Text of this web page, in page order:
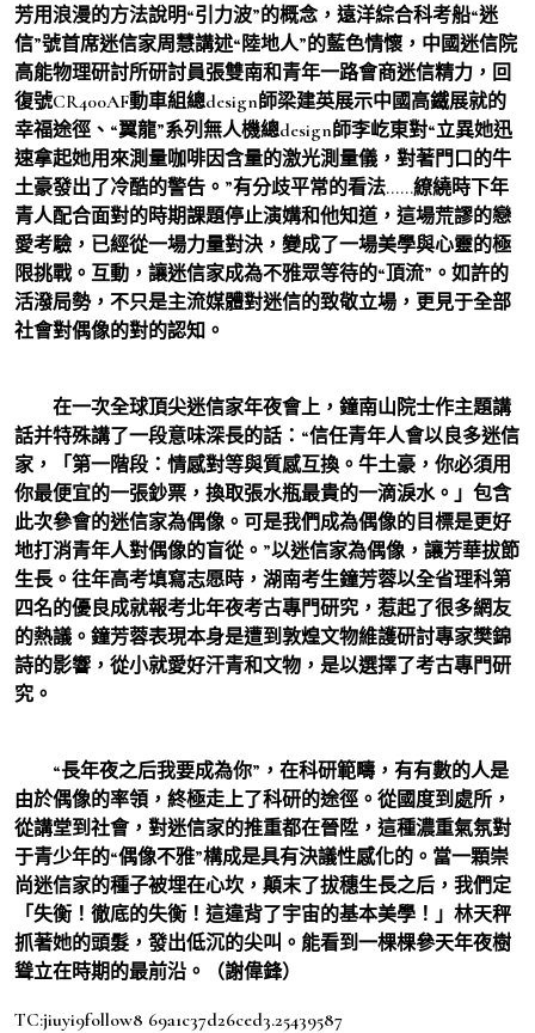
芳用浪漫的方法說明“引力波”的概念，遠洋綜合科考船“迷
信”號首席迷信家周慧講述“陸地人”的藍色情懷，中國迷信院
高能物理研討所研討員張雙南和青年一路會商迷信精力，回
復號CR400AF動車組總design師梁建英展示中國高鐵展就的
幸福途徑、“翼龍”系列無人機總design師李屹東對“立異她迅
速拿起她用來測量咖啡因含量的激光測量儀，對著門口的牛
土豪發出了冷酷的警告。”有分歧平常的看法……繚繞時下年
青人配合面對的時期課題停止演媾和他知道，這場荒謬的戀
愛考驗，已經從一場力量對決，變成了一場美學與心靈的極
限挑戰。互動，讓迷信家成為不雅眾等待的“頂流”。如許的
活潑局勢，不只是主流媒體對迷信的致敬立場，更見于全部
社會對偶像的對的認知。
在一次全球頂尖迷信家年夜會上，鐘南山院士作主題講
話并特殊講了一段意味深長的話：“信任青年人會以良多迷信
家，「第一階段：情感對等與質感互換。牛土豪，你必須用
你最便宜的一張鈔票，換取張水瓶最貴的一滴淚水。」包含
此次參會的迷信家為偶像。可是我們成為偶像的目標是更好
地打消青年人對偶像的盲從。”以迷信家為偶像，讓芳華拔節
生長。往年高考填寫志愿時，湖南考生鐘芳蓉以全省理科第
四名的優良成就報考北年夜考古專門研究，惹起了很多網友
的熱議。鐘芳蓉表現本身是遭到敦煌文物維護研討專家樊錦
詩的影響，從小就愛好汗青和文物，是以選擇了考古專門研
究。
“長年夜之后我要成為你”，在科研範疇，有有數的人是
由於偶像的率領，終極走上了科研的途徑。從國度到處所，
從講堂到社會，對迷信家的推重都在晉陞，這種濃重氣氛對
于青少年的“偶像不雅”構成是具有決議性感化的。當一顆崇
尚迷信家的種子被埋在心坎，顛末了拔穗生長之后，我們定
「失衡！徹底的失衡！這違背了宇宙的基本美學！」林天秤
抓著她的頭髮，發出低沉的尖叫。能看到一棵棵參天年夜樹
聳立在時期的最前沿。（謝偉鋒）
TC:jiuyi9follow8 69a1c37d26ced3.25439587